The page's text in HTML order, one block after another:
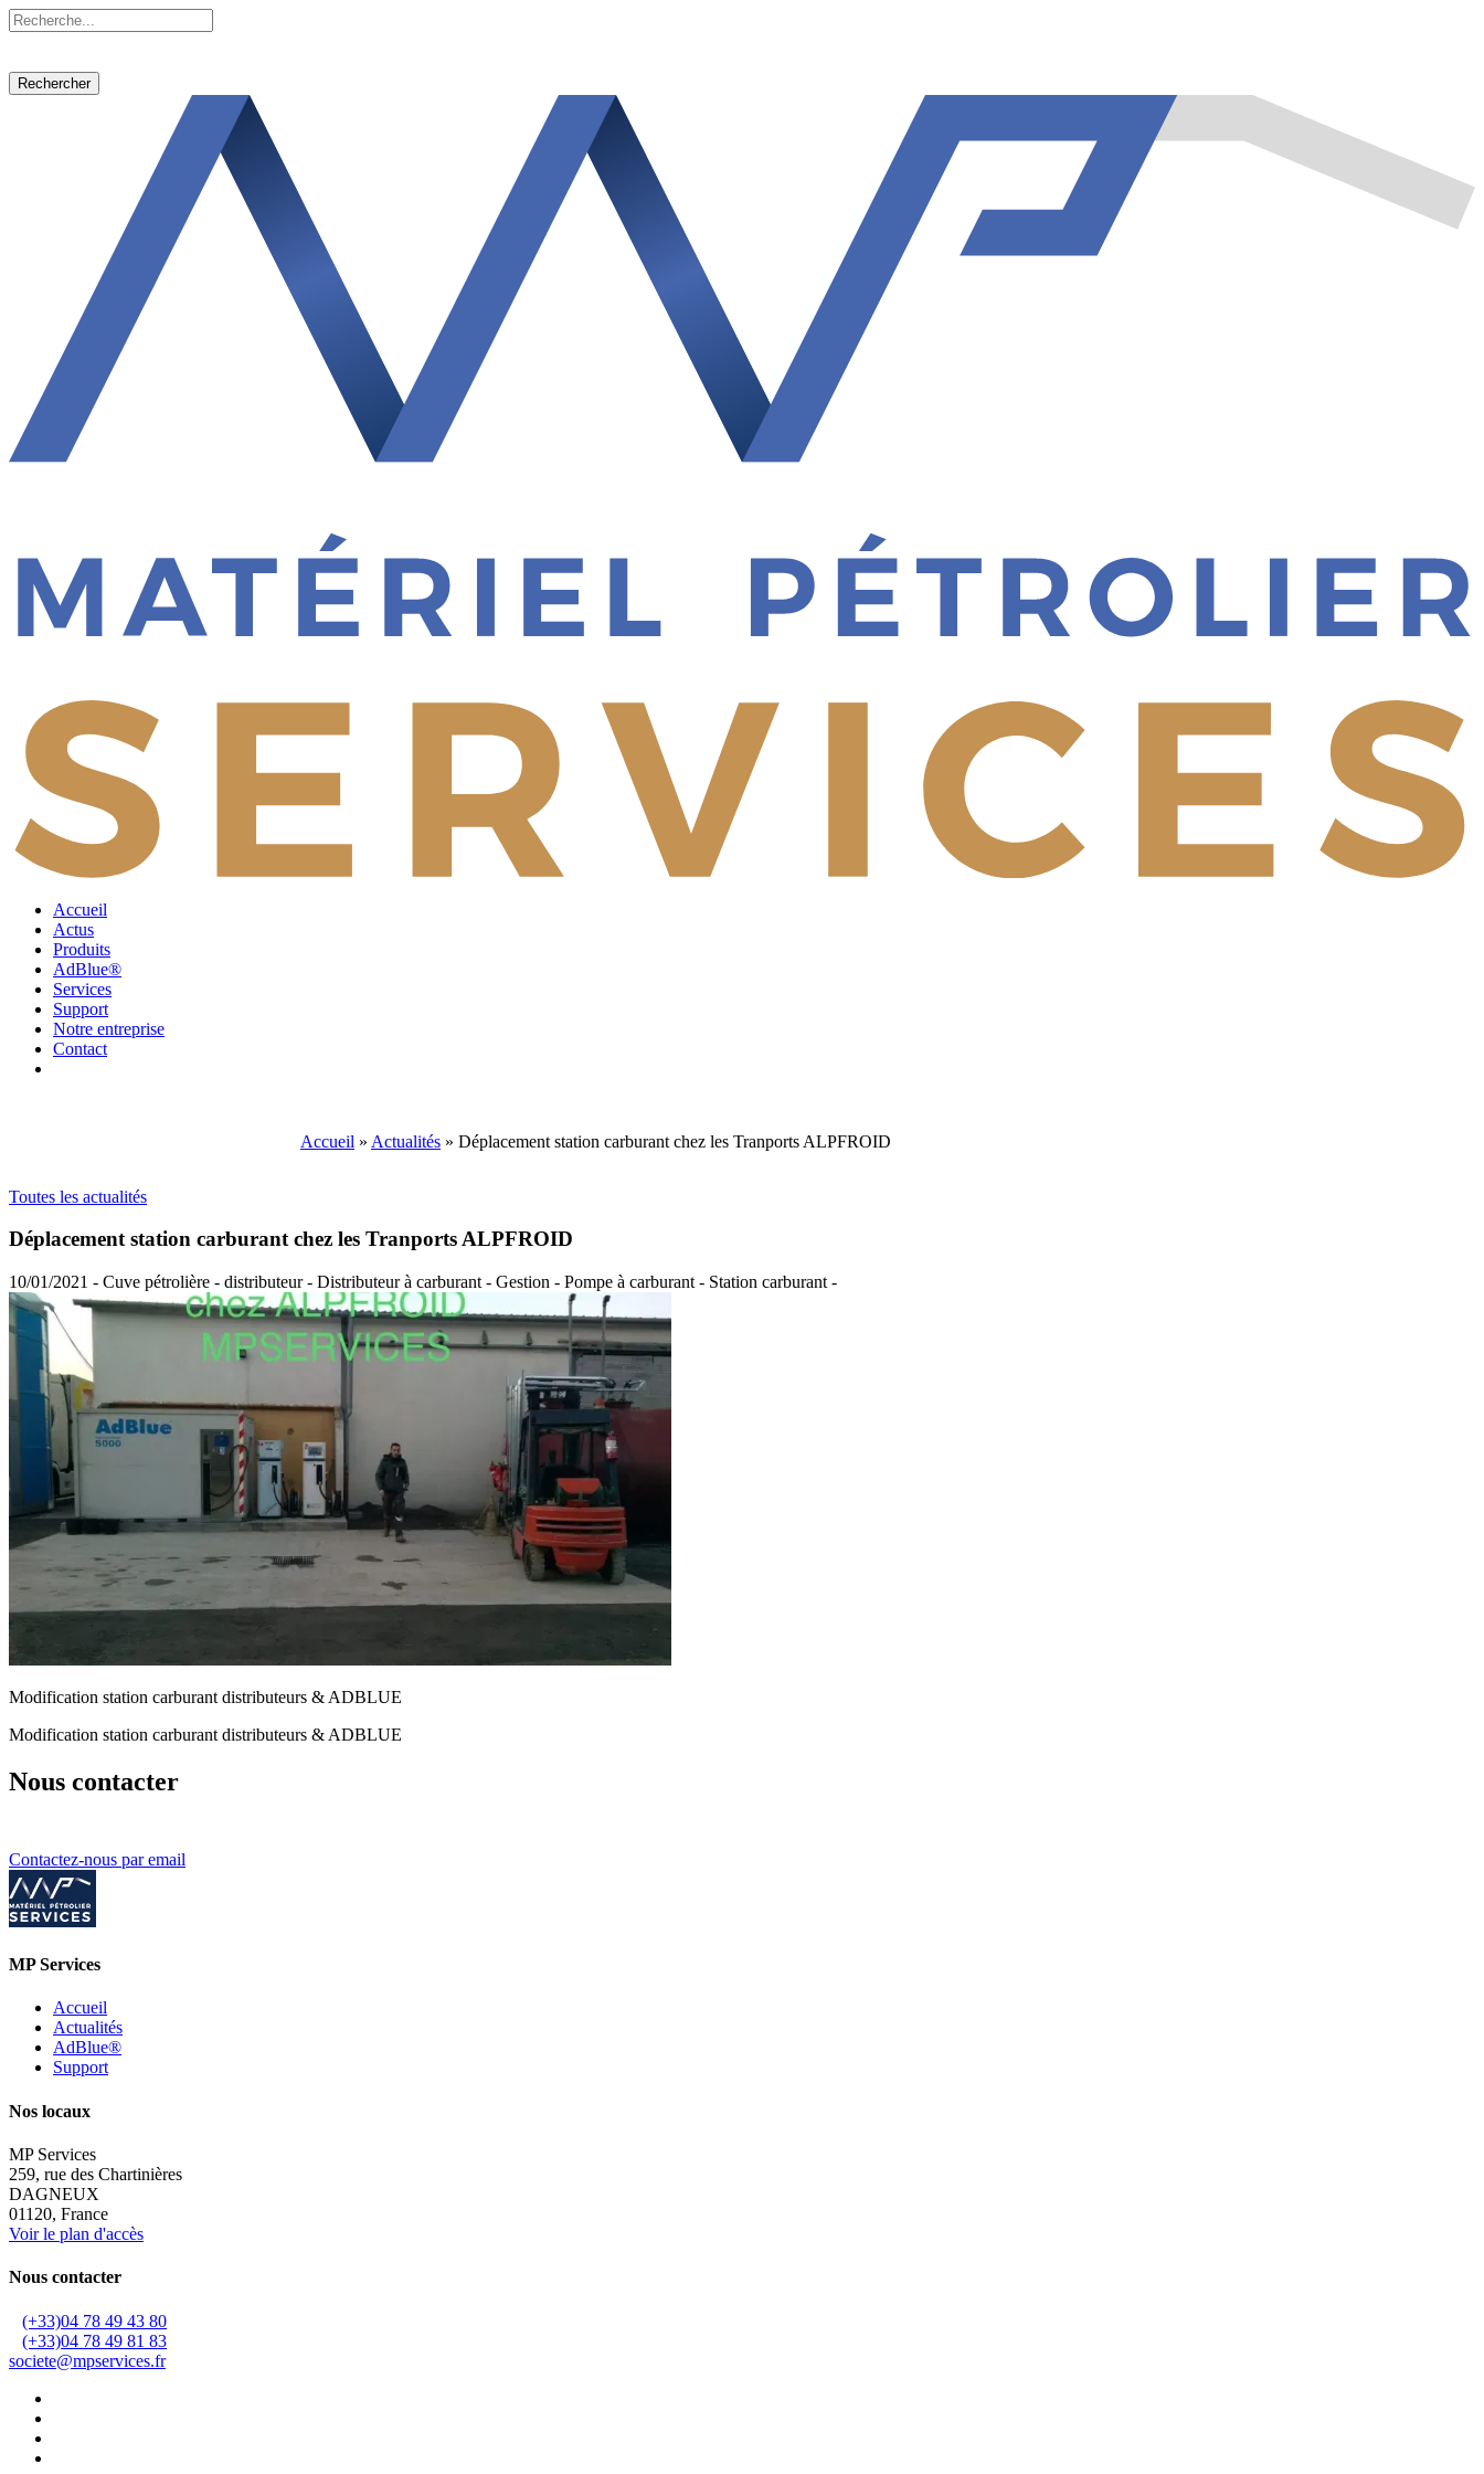
Rechercher
Accueil
Actus
Produits
AdBlue®
Services
Support
Notre entreprise
Contact
Accueil » Actualités » Déplacement station carburant chez les Tranports ALPFROID
Toutes les actualités
Déplacement station carburant chez les Tranports ALPFROID
10/01/2021 - Cuve pétrolière - distributeur - Distributeur à carburant - Gestion - Pompe à carburant - Station carburant -
Modification station carburant distributeurs & ADBLUE
Modification station carburant distributeurs & ADBLUE
Nous contacter
Contactez-nous par email
MP Services
Accueil
Actualités
AdBlue®
Support
Nos locaux
MP Services
259, rue des Chartinières
DAGNEUX
01120, France
Voir le plan d'accès
Nous contacter
(+33)04 78 49 43 80
(+33)04 78 49 81 83
societe@mpservices.fr